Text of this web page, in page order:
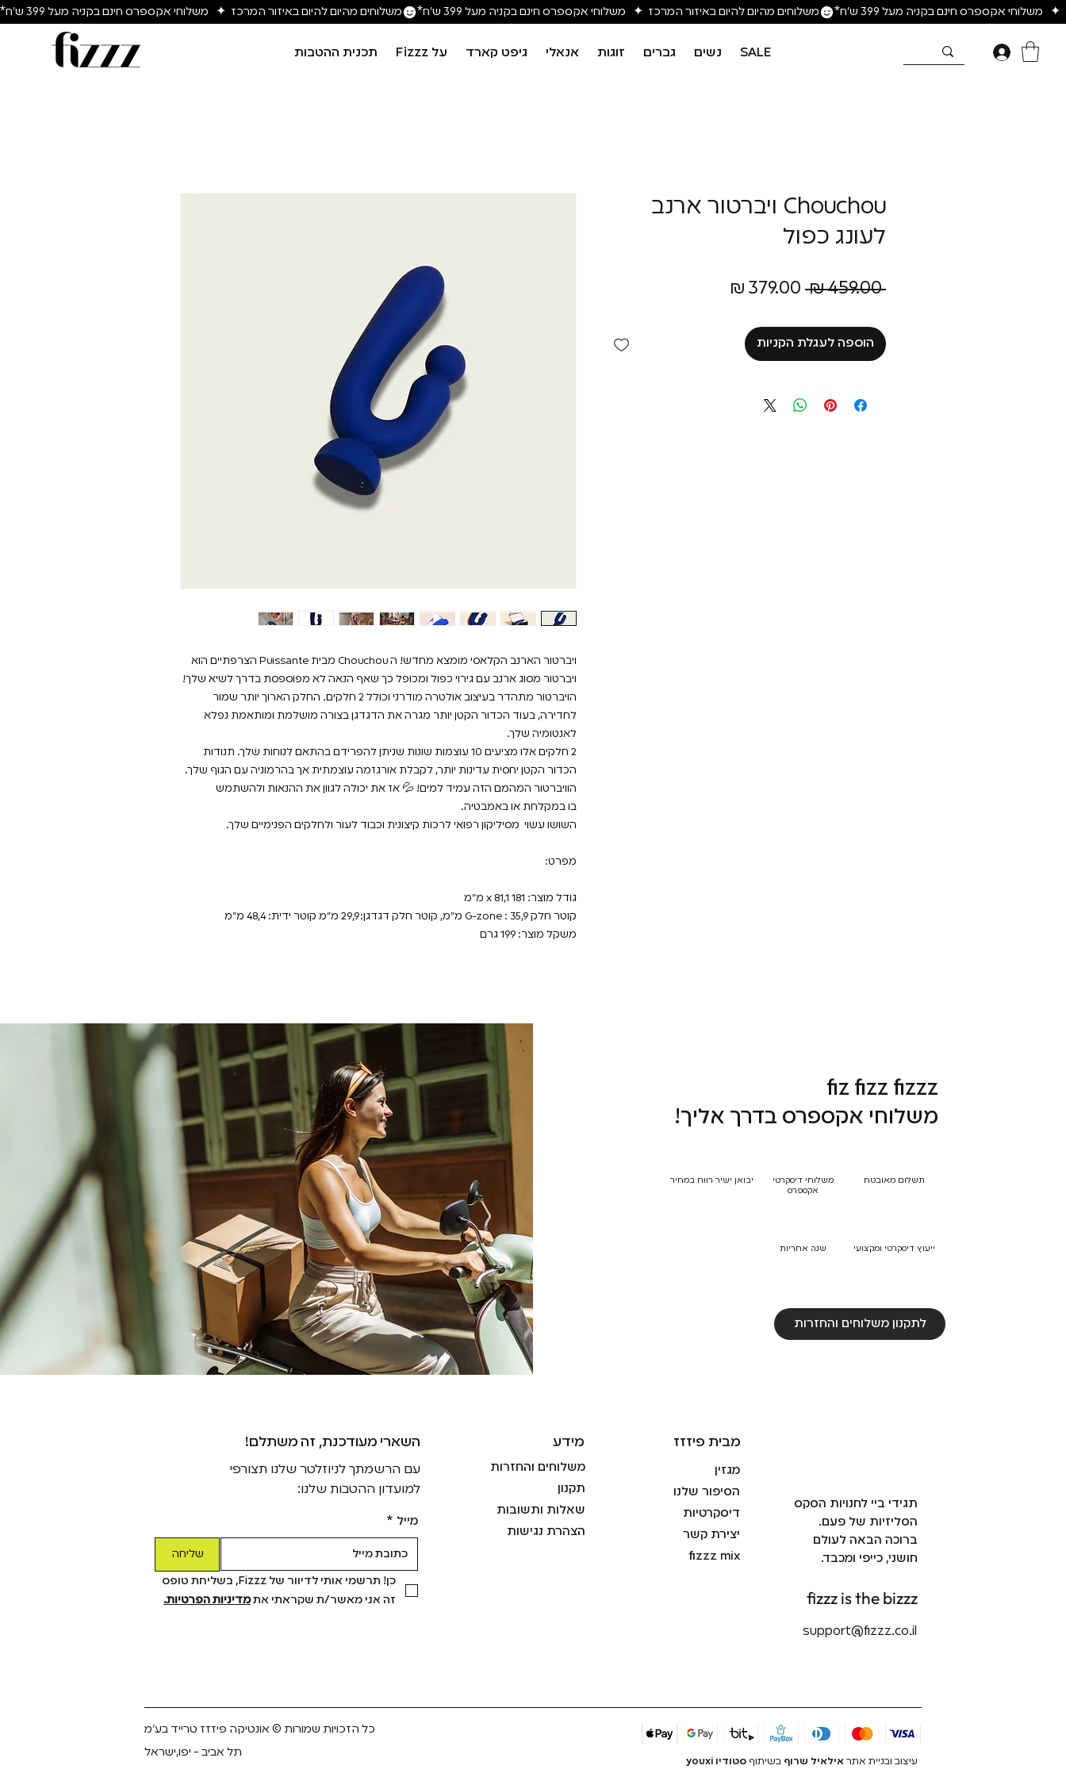
משלוחים מהיום להיום באיזור המרכז  ✦   משלוחי אקספרס חינם בקניה מעל 399 ש״ח*
SALE נשים גברים זוגות אנאלי גיפט קארד על Fizzz תכנית ההטבות
ויברטור הארנב הקלאסי מומצא מחדש! ה Chouchou מבית Puissante הצרפתיים הוא
ויברטור מסוג ארנב עם גירוי כפול ומכופל כך שאף הנאה לא מפוספסת בדרך לשיא שלך!
הויברטור מתהדר בעיצוב אולטרה מודרני וכולל 2 חלקים. החלק הארוך יותר שמור
לחדירה, בעוד הכדור הקטן יותר מגרה את הדגדגן בצורה מושלמת ומותאמת נפלא
לאנטומיה שלך.
2 חלקים אלו מציעים 10 עוצמות שונות שניתן להפרידם בהתאם לנוחות שלך. תנודות
הכדור הקטן יחסית עדינות יותר, לקבלת אורגזמה עוצמתית אך בהרמוניה עם הגוף שלך.
הוויברטור המהמם הזה עמיד למים! 💦 אז את יכולה לגוון את ההנאות ולהשתמש
בו במקלחת או באמבטיה.
השושו עשוי מסיליקון רפואי לרכות קיצונית וכבוד לעור ולחלקים הפנימיים שלך.
מפרט:
גודל מוצר: 181 x 81,1 מ"מ
קוטר חלק G-zone : 35,9 מ"מ, קוטר חלק דגדגן: 29,9 מ"מ קוטר ידית: 48,4 מ"מ
משקל מוצר: 199 גרם
Chouchou ויברטור ארנב
לעונג כפול
‏459.00 ‏₪
מחיר
הוספה לעגלת הקניות
fiz fizz fizzz
משלוחי אקספרס בדרך אליך!
תשלום מאובטח
ייעוץ דיסקרטי ומקצועי
משלוחי דיסקרטי
אקספרס
שנה אחריות
יבואן ישיר רווח במחיר
לתקנון משלוחים והחזרות
!השארי מעודכנת, זה משתלם
עם הרשמתך לניוזלטר שלנו תצורפי
למועדון ההטבות שלנו:
מייל *
שליחה
זה אני מאשר/ת שקראתי את מדיניות הפרטיות.
מידע
משלוחים והחזרות
תקנון
שאלות ותשובות
הצהרת נגישות
מבית פיזזז
מגזין
הסיפור שלנו
דיסקרטיות
יצירת קשר
fizzz mix
תגידי ביי לחנויות הסקס
הסליזיות של פעם.
ברוכה הבאה לעולם
חושני, כייפי ומכבד.
fizzz is the bizzz
support@fizzz.co.il
כל הזכויות שמורות © אונטיקה פיזזז טרייד בע״מ
תל אביב - יפו,ישראל
עיצוב ובניית אתר אילאיל שרוף בשיתוף סטודיו youxi